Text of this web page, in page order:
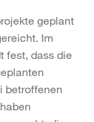
geplant
Im
fest, dass die
betroffenen